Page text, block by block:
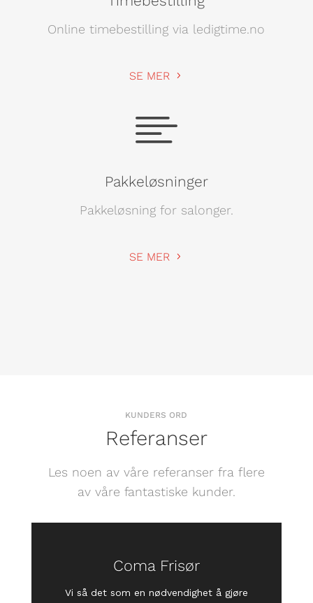
Online timebestilling via ledigtime.no
SE MER

Pakkeløsninger
Pakkeløsning for salonger.
SE MER
KUNDERS ORD
Referanser
Les noen av våre referanser fra flere
av våre fantastiske kunder.
Coma Frisør
Vi så det som en nødvendighet å gjøre